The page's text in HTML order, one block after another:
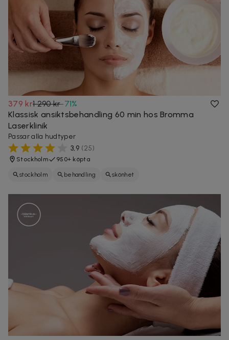
379 kr1 290 kr-71%
Klassisk ansiktsbehandling 60 min hos Bromma
Laserklinik
Passar alla hudtyper
3,9 (25)
Stockholm 950+ köpta
stockholm behandling skönhet